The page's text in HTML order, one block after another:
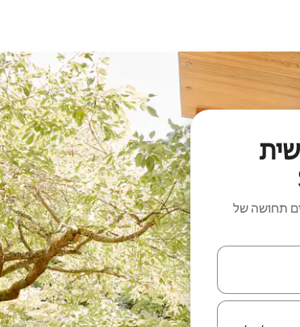
תחושה של
החיצים למעלה ולמטה או לעיין בעזרת תנועות מגע או החלקה.